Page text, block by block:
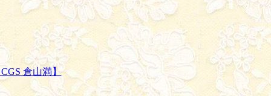
倉山満】